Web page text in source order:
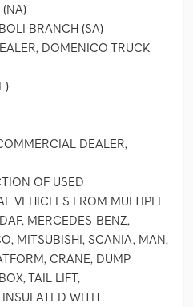
BRANCH (SA)
DOMENICO TRUCK
DEALER,
OF USED
VEHICLES FROM MULTIPLE
MERCEDES-BENZ,
MITSUBISHI, SCANIA, MAN,
CRANE, DUMP
TAIL LIFT,
WITH